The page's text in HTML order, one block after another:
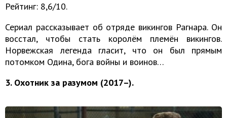
Рейтинг: 8,6/10.
Сериал рассказывает об отряде викингов Рагнара. Он
восстал, чтобы стать королём племён викингов.
Норвежская легенда гласит, что он был прямым
потомком Одина, бога войны и воинов…
3. Охотник за разумом (2017–).